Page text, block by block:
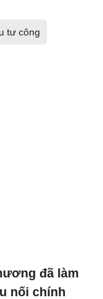
tư công
đã làm
nối chính